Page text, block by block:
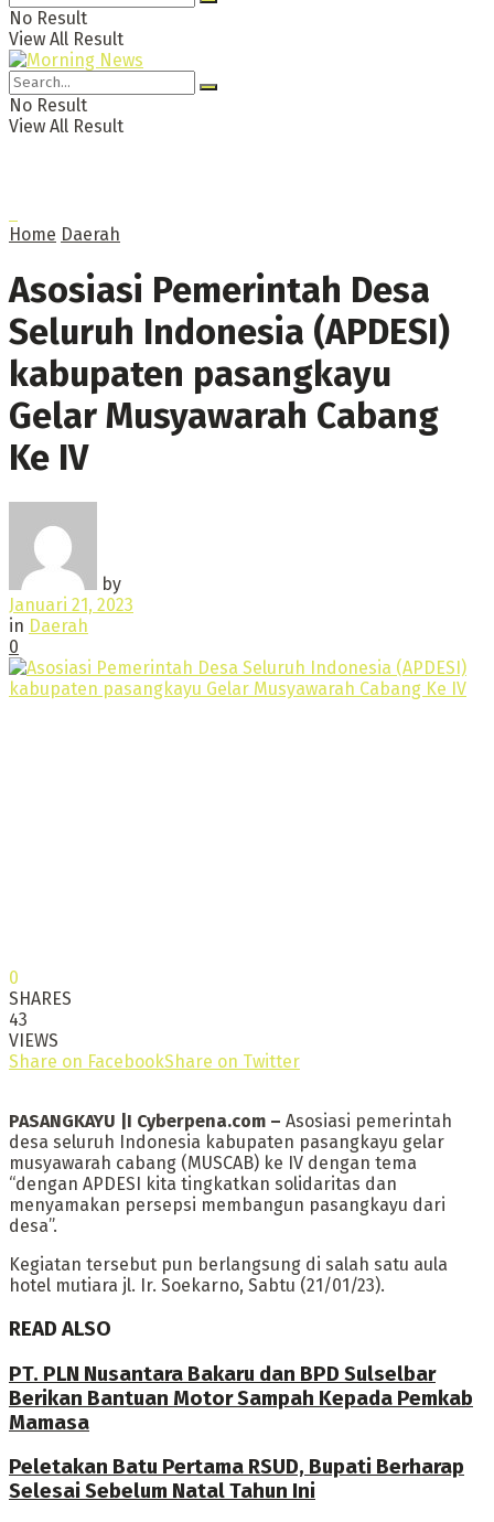
No Result
View All Result
No Result
View All Result
Home Daerah
Asosiasi Pemerintah Desa
Seluruh Indonesia (APDESI)
kabupaten pasangkayu
Gelar Musyawarah Cabang
Ke IV
by
Januari 21, 2023
in Daerah
0
0
SHARES
43
VIEWS
Share on FacebookShare on Twitter
PASANGKAYU |I Cyberpena.com – Asosiasi pemerintah
desa seluruh Indonesia kabupaten pasangkayu gelar
musyawarah cabang (MUSCAB) ke IV dengan tema
“dengan APDESI kita tingkatkan solidaritas dan
menyamakan persepsi membangun pasangkayu dari
desa”.
Kegiatan tersebut pun berlangsung di salah satu aula
hotel mutiara jl. Ir. Soekarno, Sabtu (21/01/23).
READ ALSO
PT. PLN Nusantara Bakaru dan BPD Sulselbar
Berikan Bantuan Motor Sampah Kepada Pemkab
Mamasa
Peletakan Batu Pertama RSUD, Bupati Berharap
Selesai Sebelum Natal Tahun Ini